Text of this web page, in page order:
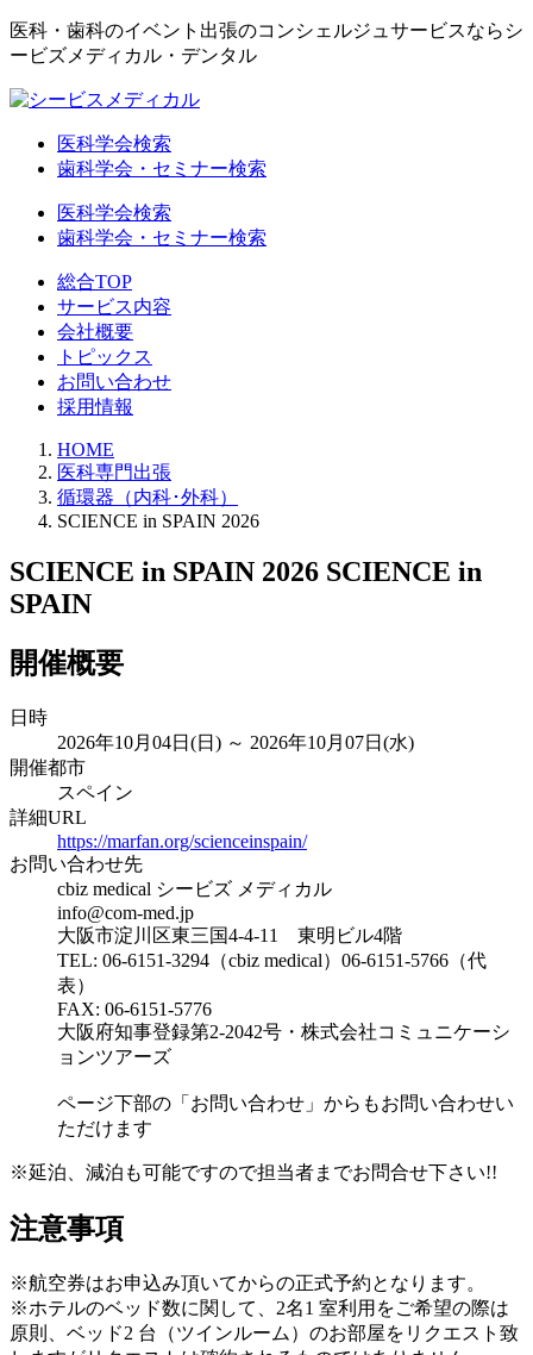
医科・歯科のイベント出張のコンシェルジュサービスならシ
ービズメディカル・デンタル
医科学会検索
歯科学会・セミナー検索
医科学会検索
歯科学会・セミナー検索
総合TOP
サービス内容
会社概要
トピックス
お問い合わせ
採用情報
HOME
医科専門出張
循環器（内科･外科）
SCIENCE in SPAIN 2026
SCIENCE in SPAIN 2026 SCIENCE in
SPAIN
開催概要
日時
2026年10月04日(日) ～ 2026年10月07日(水)
開催都市
スペイン
詳細URL
https://marfan.org/scienceinspain/
お問い合わせ先
cbiz medical シービズ メディカル
info@com-med.jp
大阪市淀川区東三国4-4-11 東明ビル4階
TEL: 06-6151-3294（cbiz medical）06-6151-5766（代
表）
FAX: 06-6151-5776
大阪府知事登録第2-2042号・株式会社コミュニケーシ
ョンツアーズ
ページ下部の「お問い合わせ」からもお問い合わせい
ただけます
※延泊、減泊も可能ですので担当者までお問合せ下さい!!
注意事項
※航空券はお申込み頂いてからの正式予約となります。
※ホテルのベッド数に関して、2名1 室利用をご希望の際は
原則、ベッド2 台（ツインルーム）のお部屋をリクエスト致